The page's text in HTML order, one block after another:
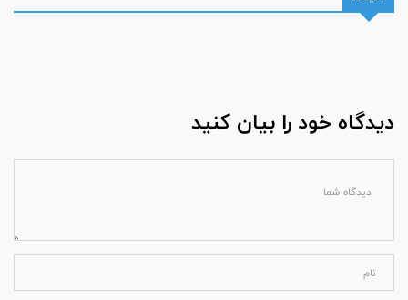
دیدگاه خود را بیان کنید